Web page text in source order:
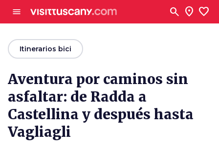
menu search location_on favorite
arrow_backItinerarios bici
Aventura por caminos sin
asfaltar: de Radda a
Castellina y después hasta
Vagliagli